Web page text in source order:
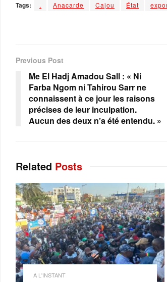
Tags: . Anacarde Cajou État
Previous Post
Me El Hadj Amadou Sall : « Ni
Farba Ngom ni Tahirou Sarr ne
connaissent à ce jour les raisons
précises de leur inculpation.
Aucun des deux n’a été entendu. »
Related Posts
A L'INSTANT